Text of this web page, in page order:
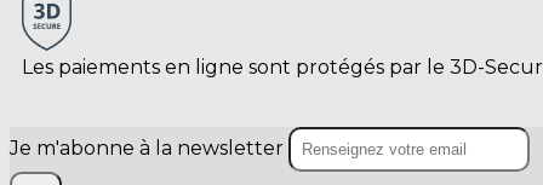
Les paiements en ligne sont protégés par le 3D-
Je m'abonne à la newsletter